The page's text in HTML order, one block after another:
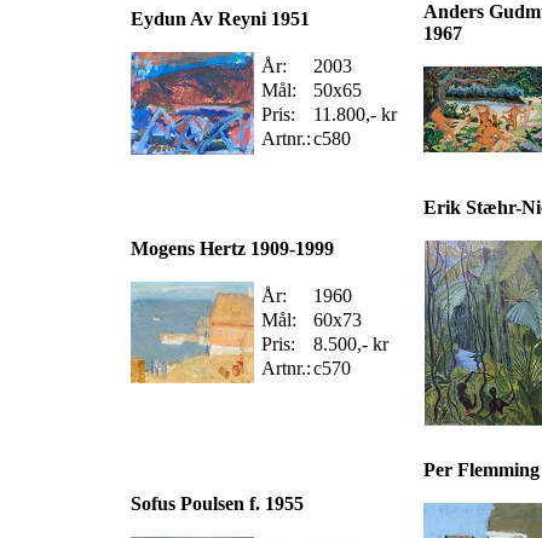
Eydun Av Reyni 1951
År:
2003
Mål:
50x65
Pris:
11.800,- kr
Artnr.:c580
Anders
1967
Mogens Hertz 1909-1999
År:
1960
Mål:
60x73
Pris:
8.500,- kr
Artnr.:c570
Erik Stæhr-
Sofus Poulsen f. 1955
Per Flemming